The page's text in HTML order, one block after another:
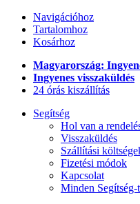
Navigációhoz
Tartalomhoz
Kosárhoz
Magyarország:
Ingyenes visszaküldés
24 órás kiszállítás
Segítség
Hol van a
Visszaküldés
Szállítási
Fizetési módok
Kapcsolat
Minden Segítség-